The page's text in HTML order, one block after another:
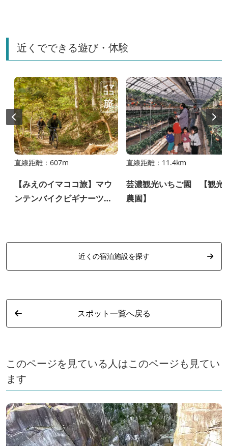
近くでできる遊び・体験
直線距離：607m
【みえのイマココ旅】マウ
ンテンバイクビギナーツア
直線距離：11.4km
芸濃観光いちご園 【観光
農園】
近くの宿泊施設を探す
スポット一覧へ戻る
このページを見ている人はこのページも見てい
ます